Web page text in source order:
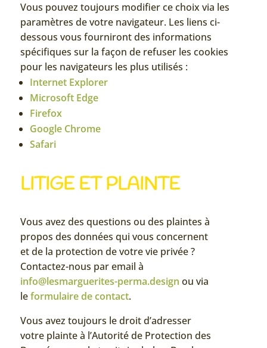
Vous pouvez toujours modifier ce choix via les
paramètres de votre navigateur. Les liens ci-
dessous vous fourniront des informations
spécifiques sur la façon de refuser les cookies
pour les navigateurs les plus utilisés :
Internet Explorer
Microsoft Edge
Firefox
Google Chrome
Safari
LITIGE ET PLAINTE
Vous avez des questions ou des plaintes à
propos des données qui vous concernent
et de la protection de votre vie privée ?
Contactez-nous par email à
info@lesmarguerites-perma.design ou via
leformulaire de contact.
Vous avez toujours le droit d’adresser
votre plainte à l’Autorité de Protection des